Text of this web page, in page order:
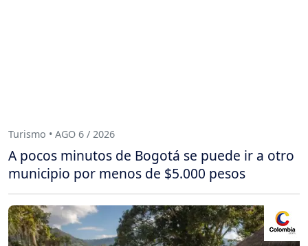
Turismo • AGO 6 / 2026
A pocos minutos de Bogotá se puede ir a otro
municipio por menos de $5.000 pesos